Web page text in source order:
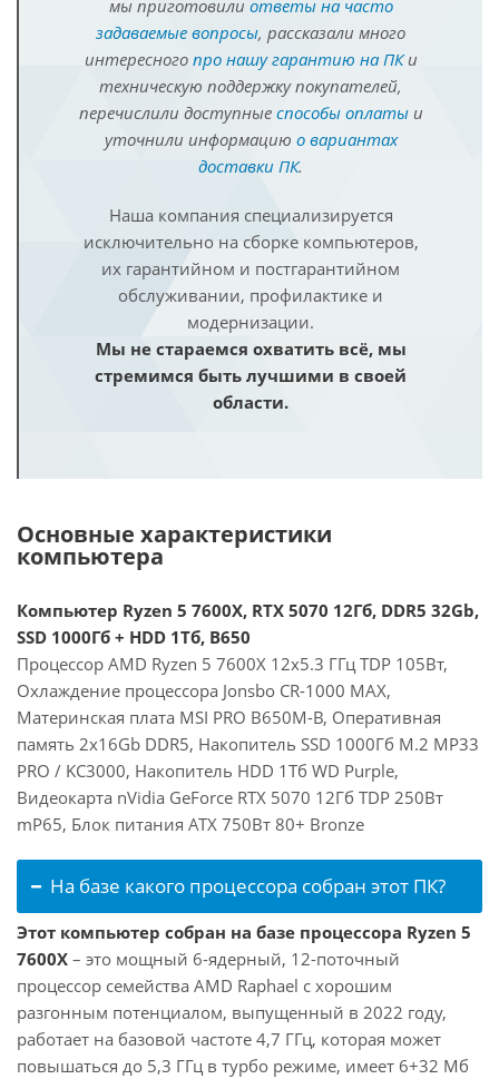
мы приготовили ответы на часто
задаваемые вопросы, рассказали много
интересного про нашу гарантию на ПКи
техническую поддержку покупателей,
перечислили доступные способы оплатыи
уточнили информацию о вариантах
доставки ПК.
Наша компания специализируется
исключительно на сборке компьютеров,
их гарантийном и постгарантийном
обслуживании, профилактике и
модернизации.
Мы не стараемся охватить всё, мы
стремимся быть лучшими в своей
области.
Основные характеристики
компьютера
Компьютер Ryzen 5 7600X, RTX 5070 12Гб, DDR5 32Gb,
SSD 1000Гб + HDD 1Тб, B650
Процессор AMD Ryzen 5 7600X 12x5.3 ГГц TDP 105Вт,
Охлаждение процессора Jonsbo CR-1000 MAX,
Материнская плата MSI PRO B650M-B, Оперативная
память 2x16Gb DDR5, Накопитель SSD 1000Гб M.2 MP33
PRO / KC3000, Накопитель HDD 1Тб WD Purple,
Видеокарта nVidia GeForce RTX 5070 12Гб TDP 250Вт
mP65, Блок питания ATX 750Вт 80+ Bronze
На базе какого процессора собран этот ПК?
Этот компьютер собран на базе процессора Ryzen 5
7600X – это мощный 6-ядерный, 12-поточный
процессор семейства AMD Raphael с хорошим
разгонным потенциалом, выпущенный в 2022 году,
работает на базовой частоте 4,7 ГГц, которая может
повышаться до 5,3 ГГц в турбо режиме, имеет 6+32 Мб